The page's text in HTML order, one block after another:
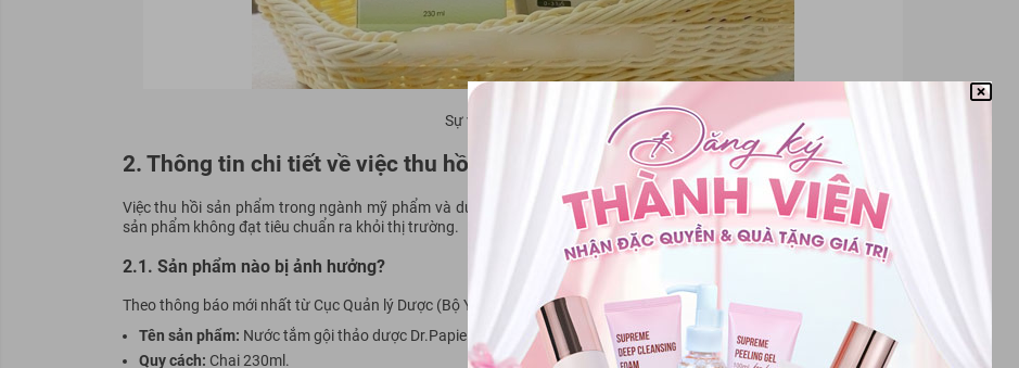
Sự việc thu hồi Dr.Papie
2. Thông tin chi tiết về việc thu hồi sản phẩm Dr.Papie
Việc thu hồi sản phẩm trong ngành mỹ phẩm và dược phẩm là một hoạt động kiểm soát chất lượng nhằm loại bỏ các
sản phẩm không đạt tiêu chuẩn ra khỏi thị trường.
2.1. Sản phẩm nào bị ảnh hưởng?
Theo thông báo mới nhất từ Cục Quản lý Dược (Bộ Y tế), sản phẩm bị nhắc tên trong đợt thu hồi này là:
Tên sản phẩm: Nước tắm gội thảo dược Dr.Papie.
Quy cách: Chai 230ml.